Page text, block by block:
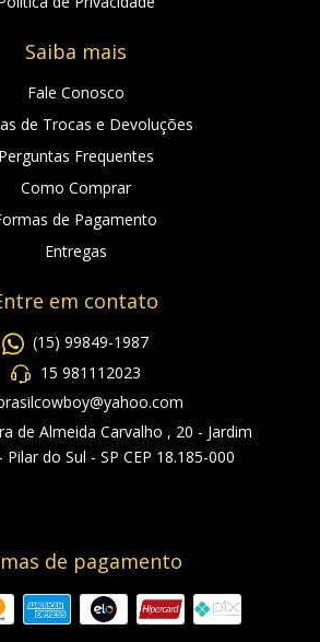
Saiba mais
Fale Conosco
de Trocas e Devoluções
Perguntas Frequentes
Como Comprar
de Pagamento
Entregas
em contato
(15) 99849-1987
15 981112023
de Almeida Carvalho , 20 - Jardim
do Sul - SP CEP 18.185-000
de pagamento